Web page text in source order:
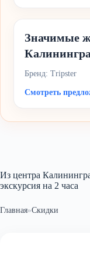
Значимые
Бренд: Tripster
Смотреть
Из центра
экскурсия на 2 часа
Главная»Скидки